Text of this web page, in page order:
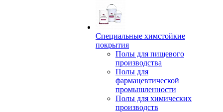
Специальные химстойкие
покрытия
Полы для пищевого
производства
Полы для
фармацевтической
промышленности
Полы для химических
производств